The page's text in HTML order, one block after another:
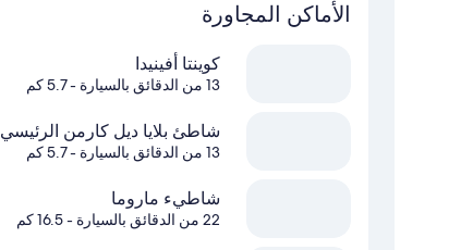
الأماكن المجاورة
كوينتا أفينيدا
13 من الدقائق بالسيارة - 5.7 كم
شاطئ بلايا ديل كارمن الرئيسي
13 من الدقائق بالسيارة - 5.7 كم
شاطيء ماروما
22 من الدقائق بالسيارة - 16.5 كم